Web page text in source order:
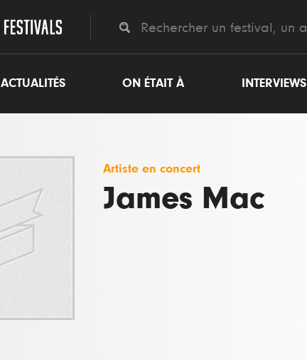
ACTUALITÉS ON ÉTAIT À INTERVIEWS
Artiste en concert
James Mac